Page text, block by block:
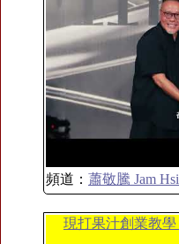
頻道： 蕭敬騰 Jam
現打果汁創業教